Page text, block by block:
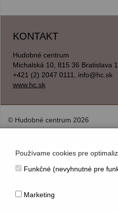
KONTAKT
Hudobné centrum
Michalská 10, 815 36 Bratislava 1
+421 (2) 2047 0111, info@hc.sk
www.hc.sk
© Hudobné centrum 2026
Používame cookies pre
Funkčné (nevyhnutné pre
Marketing